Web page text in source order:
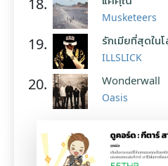
18.
Musketeers
19. รักเมียที่สุดใน
ILLSLICK
20. Wonderwall
Oasis